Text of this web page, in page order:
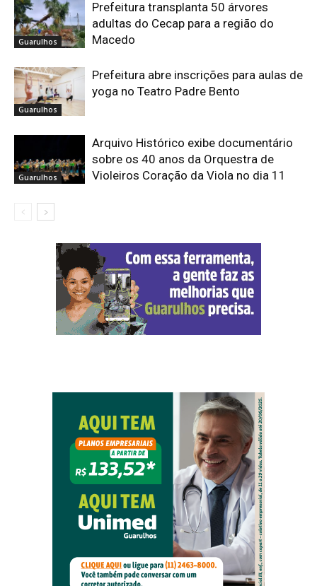
Guarulhos
Prefeitura transplanta 50 árvores
adultas do Cecap para a região do
Macedo
Guarulhos
Prefeitura abre inscrições para aulas de
yoga no Teatro Padre Bento
Guarulhos
Arquivo Histórico exibe documentário
sobre os 40 anos da Orquestra de
Violeiros Coração da Viola no dia 11